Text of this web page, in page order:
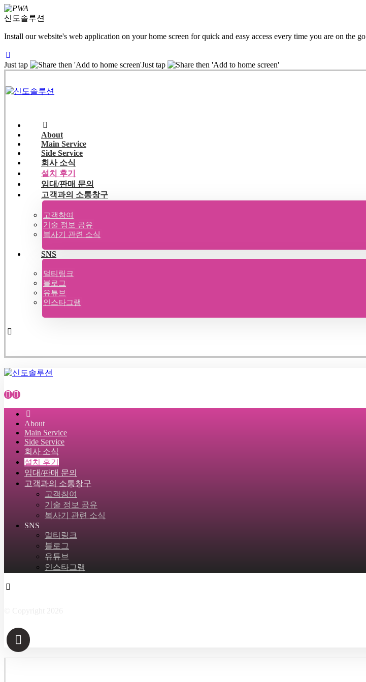
신도솔루션
Install our website's web application on your home screen for quick and easy access every time you are on the go
Just tap then 'Add to home screen'Just tap then 'Add to home screen'
About
Main Service
Side Service
회사 소식
설치 후기
임대/판매 문의
고객과의 소통창구
고객참여
기술 정보 공유
복사기 관련 소식
SNS
멀티링크
블로그
유튜브
인스타그램
About
Main Service
Side Service
회사 소식
설치 후기
임대/판매 문의
고객과의 소통창구
고객참여
기술 정보 공유
복사기 관련 소식
SNS
멀티링크
블로그
유튜브
인스타그램